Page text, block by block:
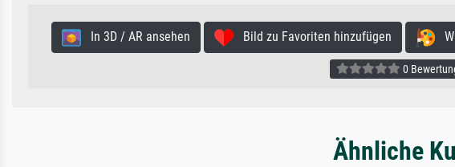
In 3D / AR ansehen Bild zu Favoriten hinzufügen
0
Ähnliche